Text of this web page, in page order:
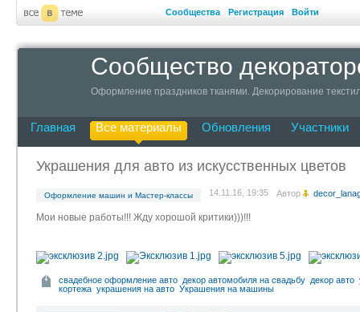
Сообщества Регистрация Войти
Сообщество
Оформление праздников тканями. Декорирование
Главная Все материалы Обновления Участники
Украшения для авто из искусственных цветов
Оформление машин и Мастер-классы 14.11.16, 19:35 Автор
Мои новые работы!!! Жду хорошой критики)))!!!
свадебное оформление авто декор автомобиля на свадьбу декор авто
кортежа украшения на авто Украшения на машины